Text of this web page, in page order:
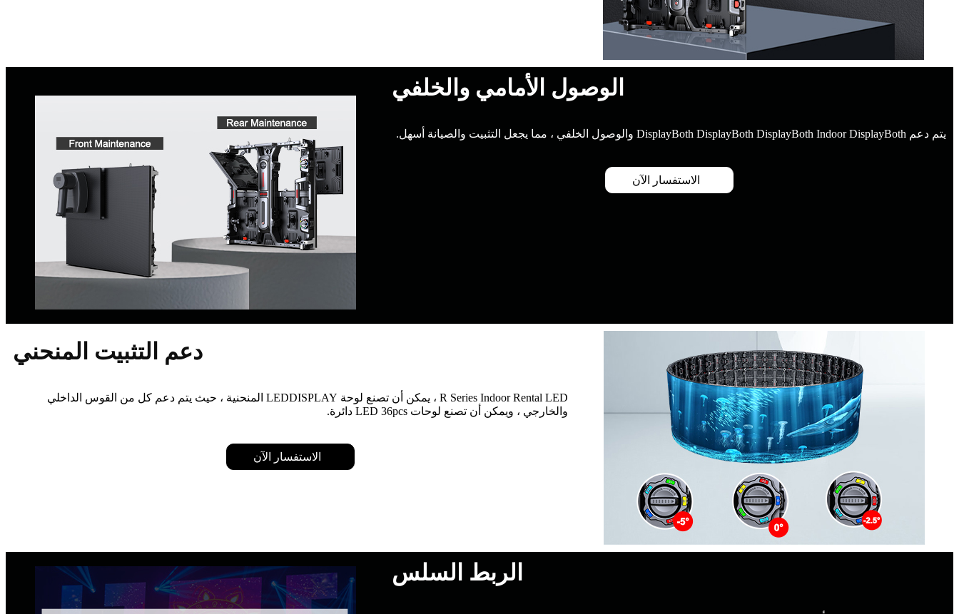
الوصول الأمامي والخلفي
يتم دعم DisplayBoth DisplayBoth DisplayBoth Indoor DisplayBoth والوصول الخلفي ، مما يجعل التثبيت والصيانة أسهل.
الاستفسار الآن
دعم التثبيت المنحني
R Series Indoor Rental LED ، يمكن أن تصنع لوحة LEDDISPLAY المنحنية ، حيث يتم دعم كل من القوس الداخلي
والخارجي ، ويمكن أن تصنع لوحات LED 36pcs دائرة.
الاستفسار الآن
الربط السلس